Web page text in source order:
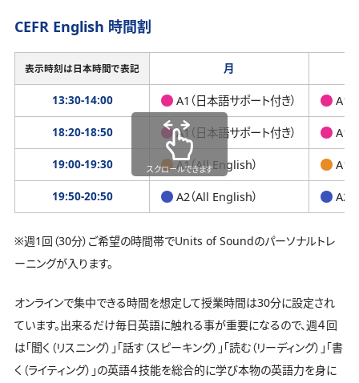
CEFR English 時間割
表示時刻は日本時間で表記 月
13:30-14:00 A1（日本語サポート付き） A1
18:20-18:50 A1（日本語サポート付き） A1
19:00-19:30 A1（All English） A1
19:50-20:50 A2（All English） A2
スクロールできます
※週1回（30分）ご希望の時間帯でUnits of Soundのパーソナルトレ
ーニングが入ります。
オンラインで集中できる時間を想定して授業時間は30分に設定され
ています。出来るだけ毎日英語に触れる事が重要になるので、週４回
は「聞く（リスニング）」「話す（スピーキング）」「読む（リーディング）」「書
く（ライティング）」の英語４技能を総合的に学び本物の英語力を身に